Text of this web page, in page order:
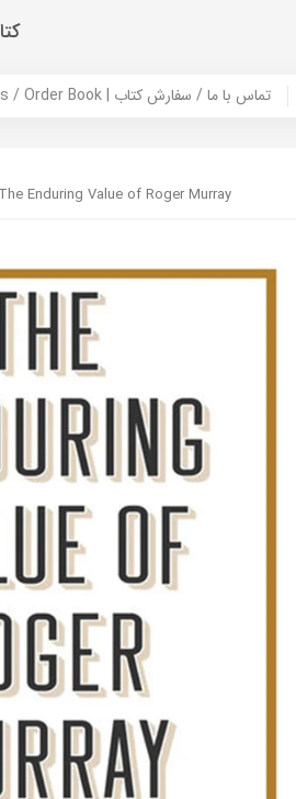
Contact Us / Order Book | تماس با ما / سفارش کتاب
The Enduring Value of Roger Murray